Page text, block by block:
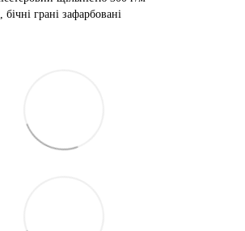
бічні грані зафарбовані